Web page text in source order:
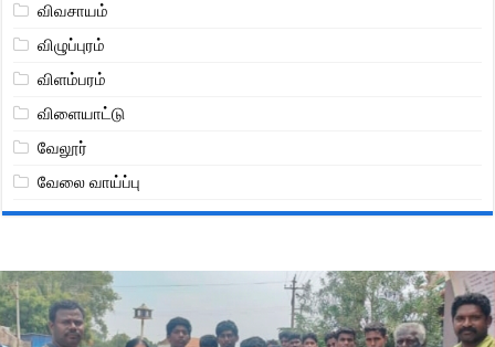
விவசாயம்
விழுப்புரம்
விளம்பரம்
விளையாட்டு
வேலூர்
வேலை வாய்ப்பு